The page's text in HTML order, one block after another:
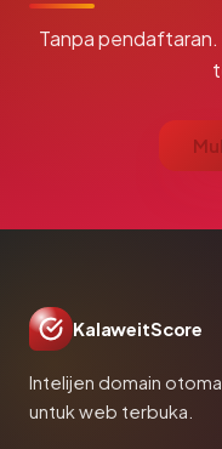
Tanpa
KalaweitScore
Intelijen domain
untuk web terbuka.